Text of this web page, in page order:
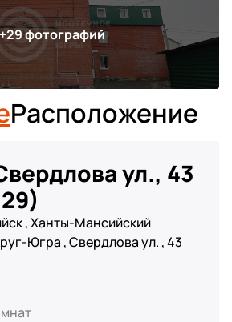
Расположение
ул., 43
, Ханты-Мансийский
Югра , Свердлова ул. , 43